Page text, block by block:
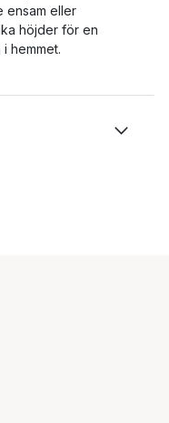
ensam eller
höjder för en
hemmet.